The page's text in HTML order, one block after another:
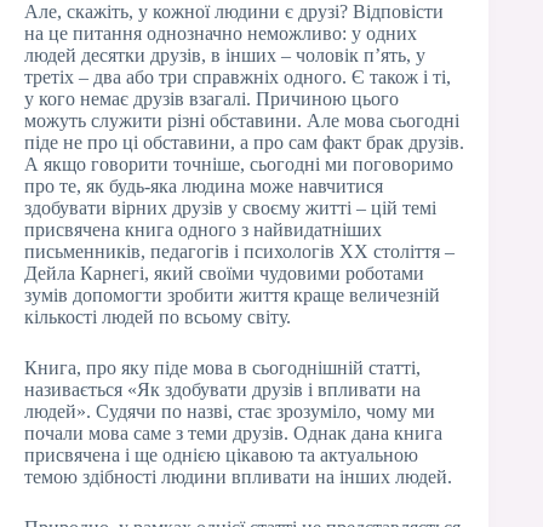
Але, скажіть, у кожної людини є друзі? Відповісти
на це питання однозначно неможливо: у одних
людей десятки друзів, в інших – чоловік п’ять, у
третіх – два або три справжніх одного. Є також і ті,
у кого немає друзів взагалі. Причиною цього
можуть служити різні обставини. Але мова сьогодні
піде не про ці обставини, а про сам факт брак друзів.
А якщо говорити точніше, сьогодні ми поговоримо
про те, як будь-яка людина може навчитися
здобувати вірних друзів у своєму житті – цій темі
присвячена книга одного з найвидатніших
письменників, педагогів і психологів XX століття –
Дейла Карнегі, який своїми чудовими роботами
зумів допомогти зробити життя краще величезній
кількості людей по всьому світу.
Книга, про яку піде мова в сьогоднішній статті,
називається «Як здобувати друзів і впливати на
людей». Судячи по назві, стає зрозуміло, чому ми
почали мова саме з теми друзів. Однак дана книга
присвячена і ще однією цікавою та актуальною
темою здібності людини впливати на інших людей.